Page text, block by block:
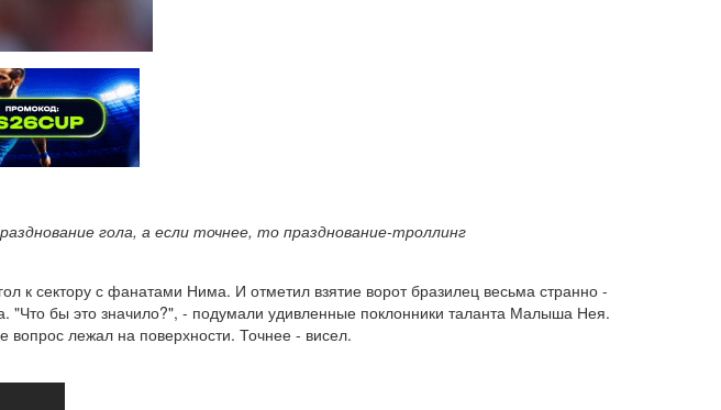
гола, а если точнее, то празднование-троллинг
сектору с фанатами Нима. И отметил взятие ворот бразилец весьма странно -
"Что бы это значило?", - подумали удивленные поклонники таланта Малыша Нея.
лежал на поверхности. Точнее - висел.